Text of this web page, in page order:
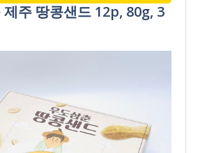
제주 땅콩샌드 12p, 80g, 3